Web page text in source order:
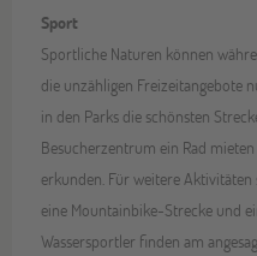
Sport
Sportliche Naturen können
die unzähligen Freizeitangebote
in den Parks die schönsten
Besucherzentrum ein Rad
erkunden. Für weitere
eine Mountainbike-Strecke und
Wassersportler finden am